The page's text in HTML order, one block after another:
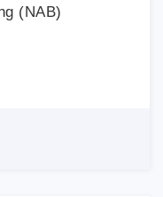
(NAB)